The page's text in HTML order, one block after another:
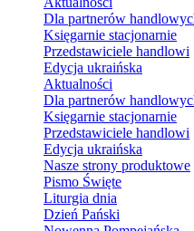
Dla partnerów
Księgarnie stacjonarnie
Przedstawiciele handlowi
Edycja ukraińska
Aktualności
Dla partnerów
Księgarnie stacjonarnie
Przedstawiciele handlowi
Edycja ukraińska
Nasze strony produktowe
Pismo Święte
Liturgia dnia
Dzień Pański